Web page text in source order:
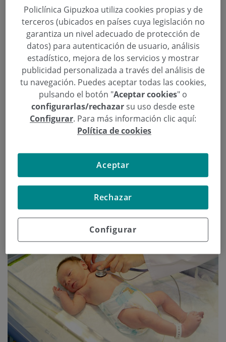
Policlínica Gipuzkoa utiliza cookies propias y de
terceros (ubicados en países cuya legislación no
garantiza un nivel adecuado de protección de
datos) para autenticación de usuario, análisis
estadístico, mejora de los servicios y mostrar
publicidad personalizada a través del análisis de
tu navegación. Puedes aceptar todas las cookies,
pulsando el botón "Aceptar cookies" o
configurarlas/rechazarsu uso desde este
Configurar. Para más información clic aquí:
Política de cookies
Configurar
Rechazar
Aceptar